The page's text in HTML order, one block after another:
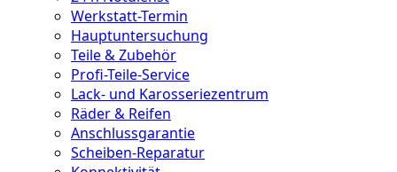
Werkstatt-Termin
Hauptuntersuchung
Teile & Zubehör
Profi-Teile-Service
Lack- und Karosseriezentrum
Räder & Reifen
Anschlussgarantie
Scheiben-Reparatur